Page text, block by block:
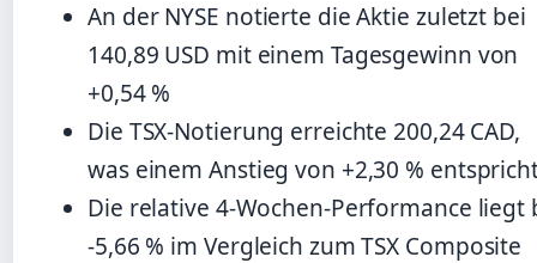
An der NYSE notierte die Aktie zuletzt bei
140,89 USD mit einem Tagesgewinn von
+0,54 %
Die TSX-Notierung erreichte 200,24 CAD,
was einem Anstieg von +2,30 %
Die relative 4-Wochen-Performance liegt
-5,66 % im Vergleich zum TSX Composite